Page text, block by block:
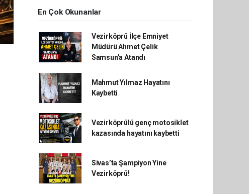
En Çok Okunanlar
Vezirköprü İlçe Emniyet
Müdürü Ahmet Çelik
Samsun'a Atandı
Mahmut Yılmaz Hayatını
Kaybetti
Vezirköprülü genç motosiklet
kazasında hayatını kaybetti
Sivas’ta Şampiyon Yine
Vezirköprü!